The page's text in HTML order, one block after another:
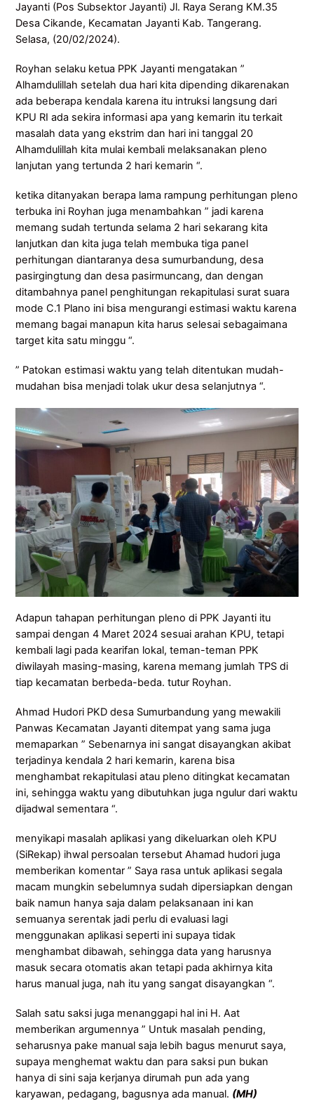
Jayanti (Pos Subsektor Jayanti) Jl. Raya Serang KM.35
Desa Cikande, Kecamatan Jayanti Kab. Tangerang.
Selasa, (20/02/2024).
Royhan selaku ketua PPK Jayanti mengatakan ”
Alhamdulillah setelah dua hari kita dipending dikarenakan
ada beberapa kendala karena itu intruksi langsung dari
KPU RI ada sekira informasi apa yang kemarin itu terkait
masalah data yang ekstrim dan hari ini tanggal 20
Alhamdulillah kita mulai kembali melaksanakan pleno
lanjutan yang tertunda 2 hari kemarin “.
ketika ditanyakan berapa lama rampung perhitungan pleno
terbuka ini Royhan juga menambahkan ” jadi karena
memang sudah tertunda selama 2 hari sekarang kita
lanjutkan dan kita juga telah membuka tiga panel
perhitungan diantaranya desa sumurbandung, desa
pasirgingtung dan desa pasirmuncang, dan dengan
ditambahnya panel penghitungan rekapitulasi surat suara
mode C.1 Plano ini bisa mengurangi estimasi waktu karena
memang bagai manapun kita harus selesai sebagaimana
target kita satu minggu “.
” Patokan estimasi waktu yang telah ditentukan mudah-
mudahan bisa menjadi tolak ukur desa selanjutnya “.
Adapun tahapan perhitungan pleno di PPK Jayanti itu
sampai dengan 4 Maret 2024 sesuai arahan KPU, tetapi
kembali lagi pada kearifan lokal, teman-teman PPK
diwilayah masing-masing, karena memang jumlah TPS di
tiap kecamatan berbeda-beda. tutur Royhan.
Ahmad Hudori PKD desa Sumurbandung yang mewakili
Panwas Kecamatan Jayanti ditempat yang sama juga
memaparkan ” Sebenarnya ini sangat disayangkan akibat
terjadinya kendala 2 hari kemarin, karena bisa
menghambat rekapitulasi atau pleno ditingkat kecamatan
ini, sehingga waktu yang dibutuhkan juga ngulur dari waktu
dijadwal sementara “.
menyikapi masalah aplikasi yang dikeluarkan oleh KPU
(SiRekap) ihwal persoalan tersebut Ahamad hudori juga
memberikan komentar ” Saya rasa untuk aplikasi segala
macam mungkin sebelumnya sudah dipersiapkan dengan
baik namun hanya saja dalam pelaksanaan ini kan
semuanya serentak jadi perlu di evaluasi lagi
menggunakan aplikasi seperti ini supaya tidak
menghambat dibawah, sehingga data yang harusnya
masuk secara otomatis akan tetapi pada akhirnya kita
harus manual juga, nah itu yang sangat disayangkan “.
Salah satu saksi juga menanggapi hal ini H. Aat
memberikan argumennya ” Untuk masalah pending,
seharusnya pake manual saja lebih bagus menurut saya,
supaya menghemat waktu dan para saksi pun bukan
hanya di sini saja kerjanya dirumah pun ada yang
karyawan, pedagang, bagusnya ada manual. (MH)